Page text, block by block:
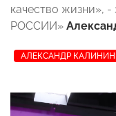
качество жизни»,
РОССИИ»
АЛЕКСАНДР КАЛИНИН